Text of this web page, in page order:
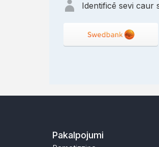
Identificē sevi caur
Pakalpojumi